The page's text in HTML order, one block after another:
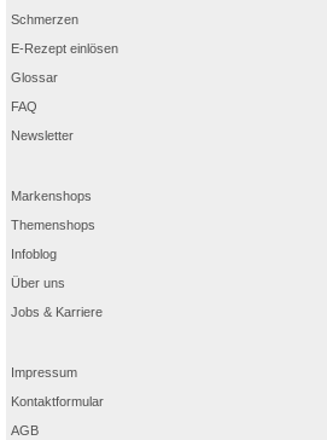
Schmerzen
E-Rezept einlösen
Glossar
FAQ
Newsletter
Markenshops
Themenshops
Infoblog
Über uns
Jobs & Karriere
Impressum
Kontaktformular
AGB